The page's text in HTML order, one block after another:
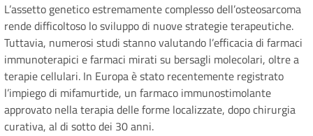
L’assetto genetico estremamente complesso dell’osteosarcoma
rende difficoltoso lo sviluppo di nuove strategie terapeutiche.
Tuttavia, numerosi studi stanno valutando l’efficacia di farmaci
immunoterapici e farmaci mirati su bersagli molecolari, oltre a
terapie cellulari. In Europa è stato recentemente registrato
l’impiego di mifamurtide, un farmaco immunostimolante
approvato nella terapia delle forme localizzate, dopo chirurgia
curativa, al di sotto dei 30 anni.